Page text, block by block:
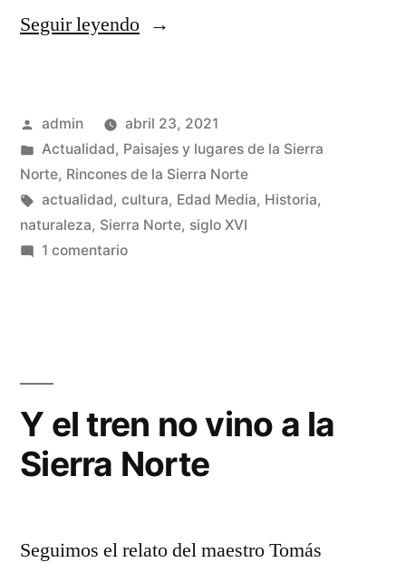
Seguir leyendo«Robledo
lugar
abandonado»
Publicado
por
admin
abril 23, 2021
Publicado
en
Actualidad, Paisajes y lugares de la Sierra
Norte, Rincones de la Sierra Norte
Etiquetas:
actualidad, cultura, Edad Media, Historia,
naturaleza, Sierra Norte, siglo XVI
1 comentarioen
Y el tren no vino a la
Sierra Norte
Seguimos el relato del maestro Tomás